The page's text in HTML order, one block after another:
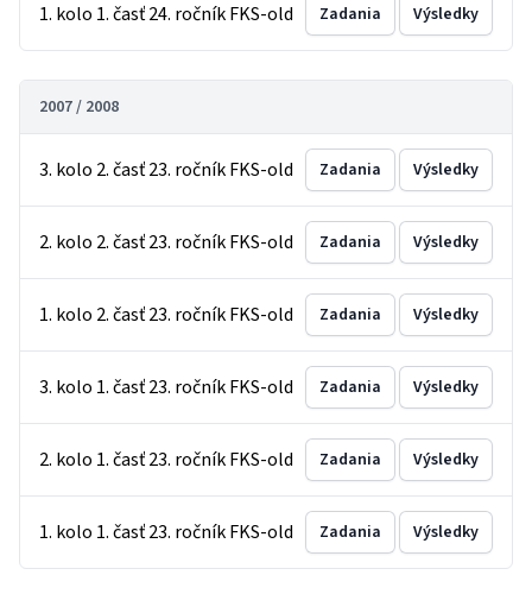
1. kolo 1. časť 24. ročník FKS-old Zadania Výsledky
2007 / 2008
3. kolo 2. časť 23. ročník FKS-old Zadania Výsledky
2. kolo 2. časť 23. ročník FKS-old Zadania Výsledky
1. kolo 2. časť 23. ročník FKS-old Zadania Výsledky
3. kolo 1. časť 23. ročník FKS-old Zadania Výsledky
2. kolo 1. časť 23. ročník FKS-old Zadania Výsledky
1. kolo 1. časť 23. ročník FKS-old Zadania Výsledky